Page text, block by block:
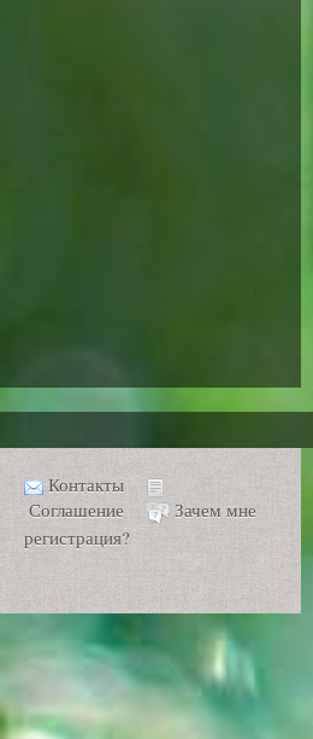
Контакты
Соглашение
Зачем мне
регистрация?